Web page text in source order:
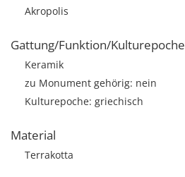
Akropolis
Gattung/Funktion/Kulturepoche
Keramik
zu Monument gehörig: nein
Kulturepoche: griechisch
Material
Terrakotta